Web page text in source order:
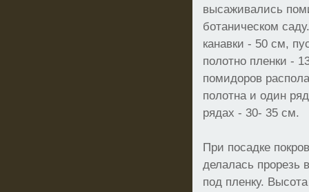
высаживались
ботаническом
канавки - 50 см,
полотно пленки -
помидоров
полотна и один
рядах - 30- 35 см.
При посадке
делалась прорезь
под пленку.